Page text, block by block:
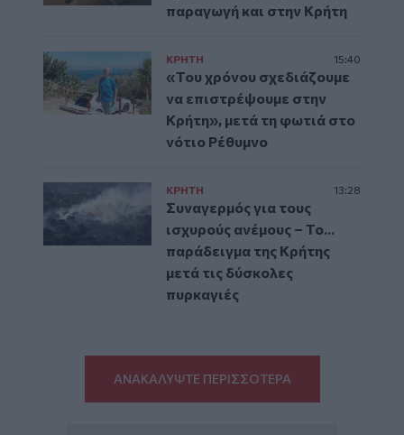
παραγωγή και στην Κρήτη
ΚΡΗΤΗ 15:40
«Του χρόνου σχεδιάζουμε
να επιστρέψουμε στην
Κρήτη», μετά τη φωτιά στο
νότιο Ρέθυμνο
ΚΡΗΤΗ 13:28
Συναγερμός για τους
ισχυρούς ανέμους – Το...
παράδειγμα της Κρήτης
μετά τις δύσκολες
πυρκαγιές
ΑΝΑΚΑΛΥΨΤΕ ΠΕΡΙΣΣΟΤΕΡΑ